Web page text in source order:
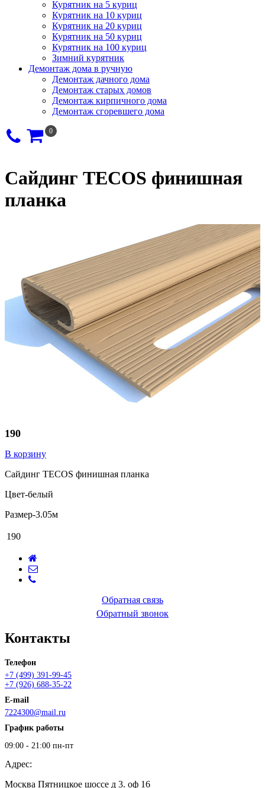
Курятник на 5 куриц
Курятник на 10 куриц
Курятник на 20 куриц
Курятник на 50 куриц
Курятник на 100 куриц
Зимний курятник
Демонтаж дома в ручную
Демонтаж дачного дома
Демонтаж старых домов
Демонтаж кирпичного дома
Демонтаж сгоревшего дома
0
Сайдинг TECOS финишная
планка
190
В корзину
Сайдинг TECOS финишная планка
Цвет-белый
Размер-3.05м
190
Обратная связь
Обратный звонок
Контакты
Телефон
+7 (499) 391-99-45
+7 (926) 688-35-22
E-mail
7224300@mail.ru
График работы
09:00 - 21:00 пн-пт
Адрес:
Москва Пятницкое шоссе д 3. оф 16